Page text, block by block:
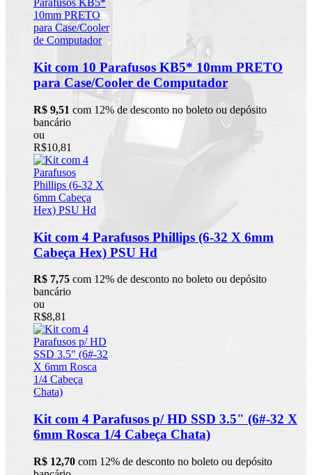
Kit com 10 Parafusos KB5* 10mm PRETO
para Case/Cooler de Computador
R$ 9,51 com 12% de desconto no boleto ou depósito
bancário
ou
R$10,81
Kit com 4 Parafusos Phillips (6-32 X 6mm
Cabeça Hex) PSU Hd
R$ 7,75 com 12% de desconto no boleto ou depósito
bancário
ou
R$8,81
Kit com 4 Parafusos p/ HD SSD 3.5" (6#-32 X
6mm Rosca 1/4 Cabeça Chata)
R$ 12,70 com 12% de desconto no boleto ou depósito